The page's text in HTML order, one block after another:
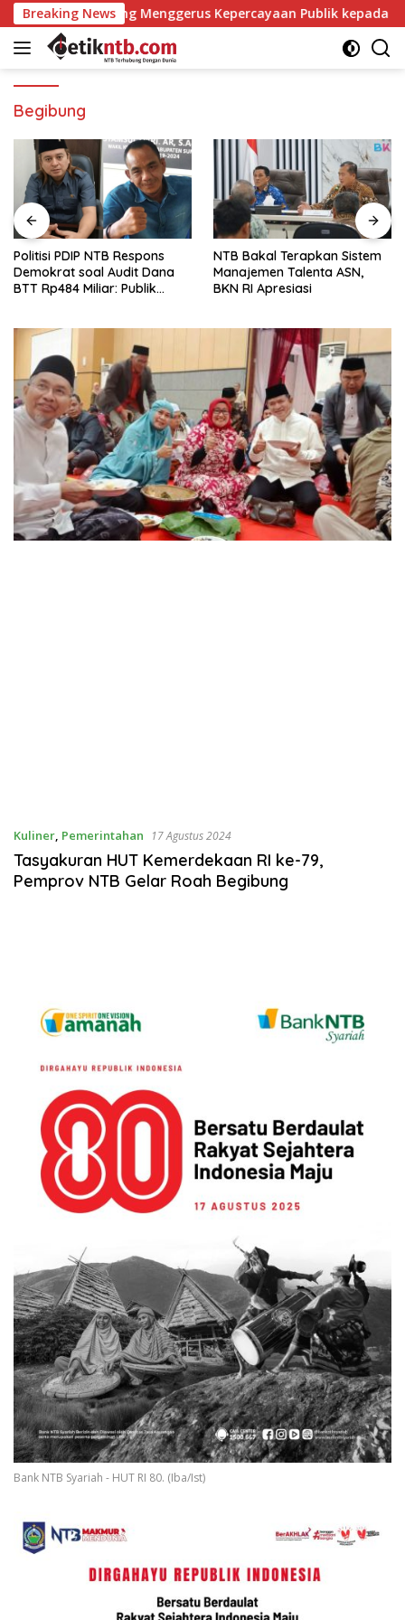
Langsung
ke
konten
Breaking News
Opini yang Menggerus Kepercayaan Publik kepada BPK
Begibung
Politisi PDIP NTB Respons
Demokrat soal Audit Dana
BTT Rp484 Miliar: Publik
NTB Bakal Terapkan Sistem
Manajemen Talenta ASN,
BKN RI Apresiasi
Kuliner, Pemerintahan 17 Agustus 2024
Tasyakuran HUT Kemerdekaan RI ke-79,
Pemprov NTB Gelar Roah Begibung
Bank NTB Syariah - HUT RI 80. (Iba/Ist)